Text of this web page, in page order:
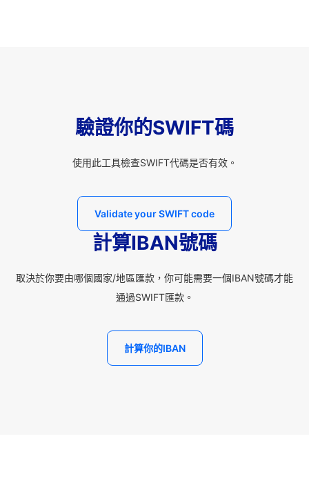
驗證你的SWIFT碼
使用此工具檢查SWIFT代碼是否有效。
Validate your SWIFT code
計算IBAN號碼
取決於你要由哪個國家/地區匯款，你可能需要一個IBAN號碼才能
通過SWIFT匯款。
計算你的IBAN